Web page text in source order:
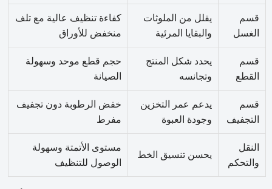
قسم
الغسل
يقلل من الملوثات
والبقايا المرئية
كفاءة تنظيف عالية مع تلف
منخفض للأوراق
قسم
القطع
يحدد شكل المنتج
وتجانسه
حجم قطع موحد وسهولة
الصيانة
قسم
التجفيف
يدعم عمر التخزين
وجودة العبوة
خفض الرطوبة دون تجفيف
مفرط
النقل
والتحكم
يحسن تنسيق الخط
مستوى الأتمتة وسهولة
الوصول للتنظيف